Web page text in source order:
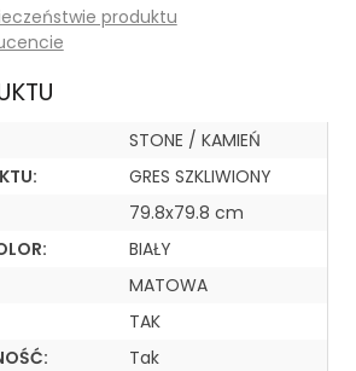
produktu
STONE / KAMIEŃ
GRES SZKLIWIONY
79.8x79.8 cm
BIAŁY
MATOWA
TAK
Tak